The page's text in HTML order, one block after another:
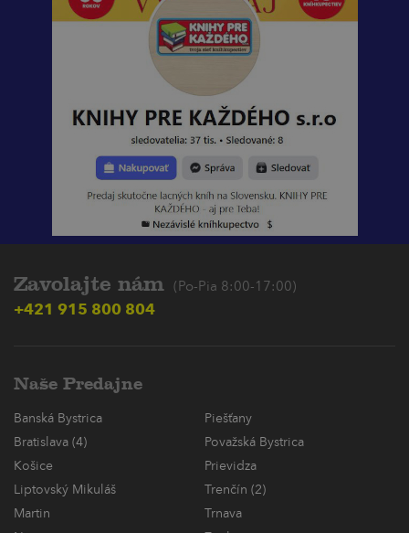
Zavolajte nám (Po-Pia 8:00-17:00)
+421 915 800 804
Naše Predajne
Banská Bystrica
Piešťany
Bratislava (4)
Považská Bystrica
Košice
Prievidza
Liptovský Mikuláš
Trenčín (2)
Martin
Trnava